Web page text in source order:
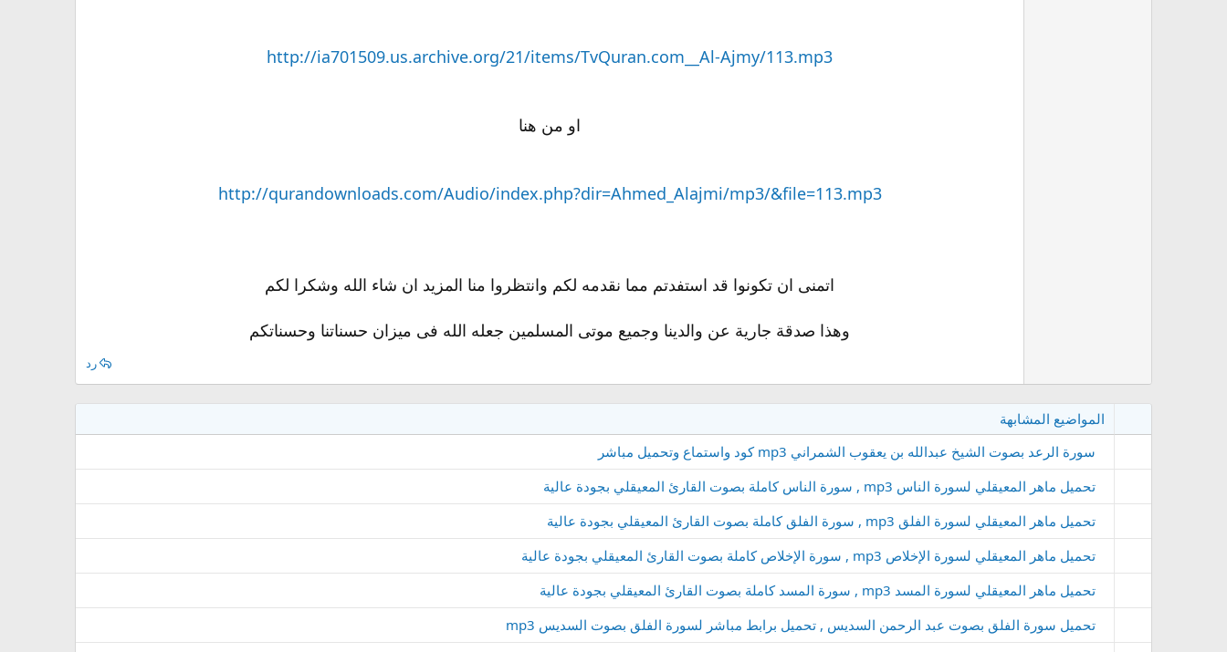
http://ia701509.us.archive.org/21/items/TvQuran.com__Al-Ajmy/113.mp3
او من هنا
http://qurandownloads.com/Audio/index.php?dir=Ahmed_Alajmi/mp3/&file=113.mp3
اتمنى ان تكونوا قد استفدتم مما نقدمه لكم وانتظروا منا المزيد ان شاء الله وشكرا لكم
وهذا صدقة جارية عن والدينا وجميع موتى المسلمين جعله الله فى ميزان حسناتنا وحسناتكم
رد
المواضيع المشابهة
سورة الرعد بصوت الشيخ عبدالله بن يعقوب الشمراني mp3 كود واستماع وتحميل مباشر
تحميل ماهر المعيقلي لسورة الناس mp3 , سورة الناس كاملة بصوت القارئ المعيقلي بجودة عالية
تحميل ماهر المعيقلي لسورة الفلق mp3 , سورة الفلق كاملة بصوت القارئ المعيقلي بجودة عالية
تحميل ماهر المعيقلي لسورة الإخلاص mp3 , سورة الإخلاص كاملة بصوت القارئ المعيقلي بجودة عالية
تحميل ماهر المعيقلي لسورة المسد mp3 , سورة المسد كاملة بصوت القارئ المعيقلي بجودة عالية
تحميل سورة الفلق بصوت عبد الرحمن السديس , تحميل برابط مباشر لسورة الفلق بصوت السديس mp3